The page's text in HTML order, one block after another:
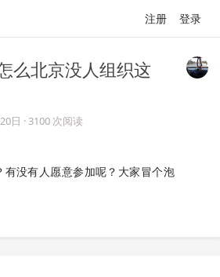
注册 登录
么北京没人组织这
日 · 3100 次阅读
没有人愿意参加呢？大家冒个泡